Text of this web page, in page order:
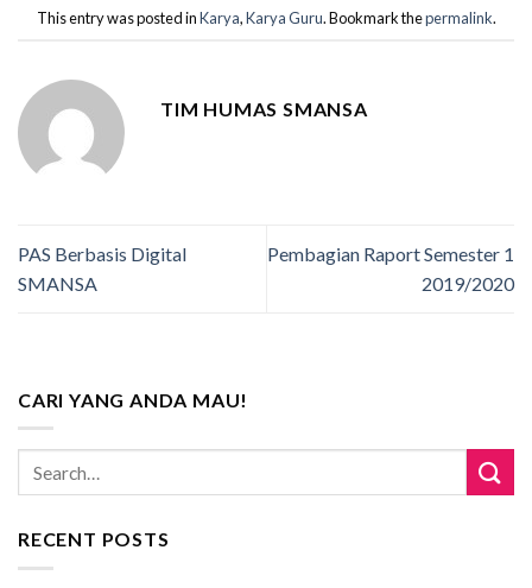
This entry was posted inKarya,Karya Guru. Bookmark thepermalink.
TIM HUMAS SMANSA
PAS Berbasis Digital
SMANSA
Pembagian Raport Semester 1
2019/2020
CARI YANG ANDA MAU!
RECENT POSTS